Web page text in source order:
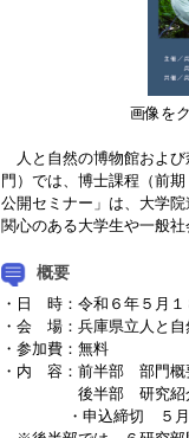
画像を
人と自然の博物館および
門）では、博士課程（前
公開セミナー」は、大学
関心のある大学生や一般
概要
・日 時：令和６年５月１
・会 場：兵庫県立人と自
・参加費：無料
・内 容：前半部 部門概
後半部 研究紹介＆施
・申込締切 ５月８